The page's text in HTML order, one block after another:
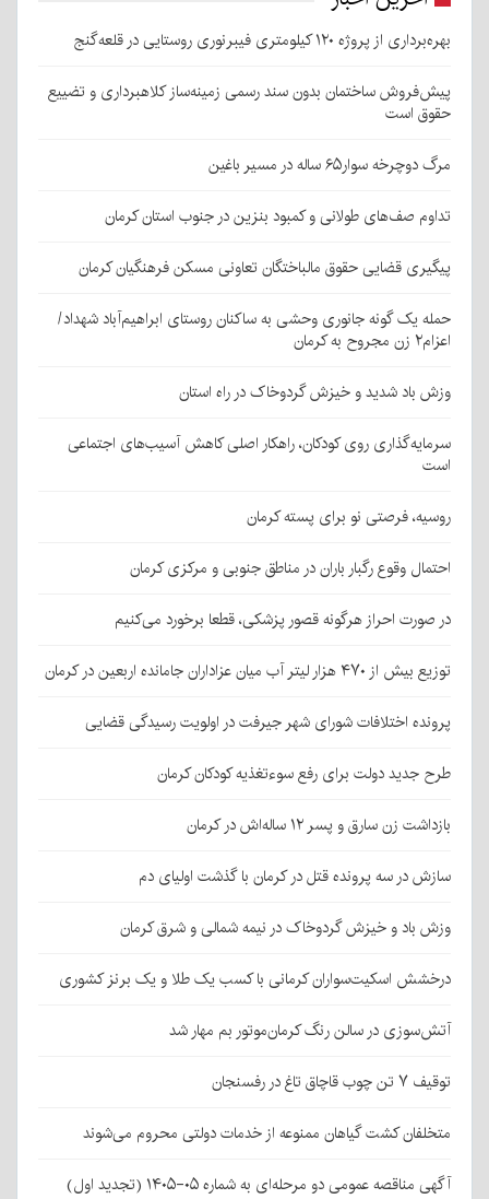
بهره‌برداری از پروژه ۱۲۰ کیلومتری فیبرنوری روستایی در قلعه‌گنج
پیش‌فروش ساختمان بدون سند رسمی زمینه‌ساز کلاهبرداری و تضییع
حقوق است
مرگ دوچرخه سوار۶۵ ساله در مسیر باغین
تداوم صف‌های طولانی و کمبود بنزین در جنوب استان کرمان
پیگیری قضایی حقوق مالباختگان تعاونی مسکن فرهنگیان کرمان
حمله یک گونه جانوری وحشی به ساکنان روستای ابراهیم‌آباد شهداد/
اعزام۲ زن مجروح به کرمان
وزش باد شدید و خیزش گردوخاک در راه استان
سرمایه‌گذاری روی کودکان، راهکار اصلی کاهش آسیب‌های اجتماعی
است
روسیه، فرصتی نو برای پسته کرمان
احتمال وقوع رگبار باران در مناطق جنوبی و مرکزی کرمان
در صورت احراز هرگونه قصور پزشکی، قطعا برخورد می‌کنیم
توزیع بیش از ۴۷۰ هزار لیتر آب میان عزاداران جامانده اربعین در کرمان
پرونده اختلافات شورای شهر جیرفت در اولویت رسیدگی قضایی
طرح جدید دولت برای رفع سوءتغذیه کودکان کرمان
بازداشت زن سارق و پسر ۱۲ ساله‌اش در کرمان
سازش در سه پرونده قتل در کرمان با گذشت اولیای دم
وزش باد و خیزش گردوخاک در نیمه شمالی و شرق کرمان
درخشش اسکیت‌سواران کرمانی با کسب یک طلا و یک برنز کشوری
آتش‌سوزی در سالن رنگ کرمان‌موتور بم مهار شد
توقیف ۷ تن چوب قاچاق تاغ در رفسنجان
متخلفان کشت گیاهان ممنوعه از خدمات دولتی محروم می‌شوند
آگهی مناقصه عمومی دو مرحله‌ای به شماره ۰۵-۱۴۰۵ (تجدید اول)